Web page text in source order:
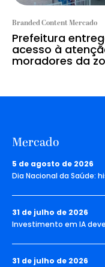
Branded Content Mercado
Prefeitura
acesso à
moradores da
Mercado
5 de agosto de 2026
Dia Nacional da Saúde:
31 de julho de 2026
Investimento em IA
31 de julho de 2026